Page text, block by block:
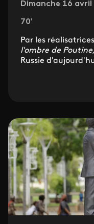
Dimanche 16
70'
Par les
l'ombre de Poutine,
Russie